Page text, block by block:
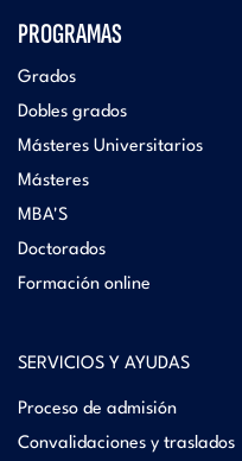
PROGRAMAS
Grados
Dobles grados
Másteres Universitarios
Másteres
MBA'S
Doctorados
Formación online
SERVICIOS Y AYUDAS
Proceso de admisión
Convalidaciones y traslados